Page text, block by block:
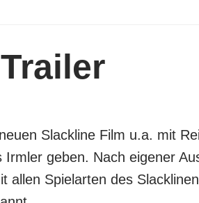
Slackline Film u.a. mit
geben. Nach eigener
allen Spielarten des